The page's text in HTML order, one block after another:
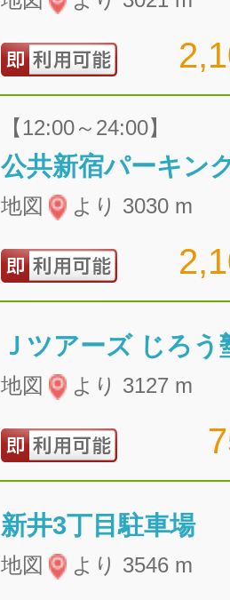
【12:00～24:00】
公共新宿パーキン
地図 より 3030 m
Ｊツアーズ じろ
地図 より 3127 m
新井3丁目駐車場
地図 より 3546 m